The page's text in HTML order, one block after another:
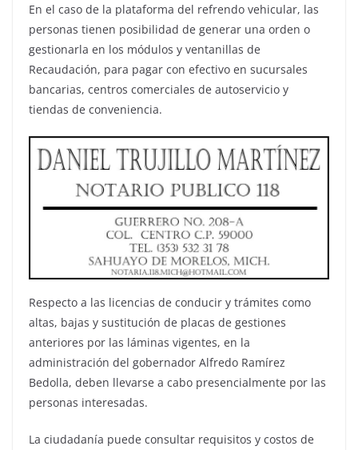
En el caso de la plataforma del refrendo vehicular, las
personas tienen posibilidad de generar una orden o
gestionarla en los módulos y ventanillas de
Recaudación, para pagar con efectivo en sucursales
bancarias, centros comerciales de autoservicio y
tiendas de conveniencia.
Respecto a las licencias de conducir y trámites como
altas, bajas y sustitución de placas de gestiones
anteriores por las láminas vigentes, en la
administración del gobernador Alfredo Ramírez
Bedolla, deben llevarse a cabo presencialmente por las
personas interesadas.
La ciudadanía puede consultar requisitos y costos de